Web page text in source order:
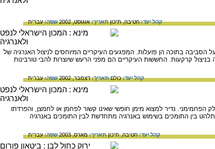
קהל יעד:חטיבה,תיכוןתאריך:אוגוסט, 2002 שפה:עברית
בתוכה הן פועלות. המפגעים העיקריים המיוחסים לניצול האנרגיה של
קרקעות. החששות העיקריים הם מפני הרעש שיוצרות להבי טורבינות
קהל יעד:כולםתאריך:דצמבר, 2002 שפה:עברית
הפחמימני. נדיר למצוא מימן חופשי שאינו קשור לפחמן או לחמצן, והפרדתו
בין התומכים בשימוש באנרגיה מתחדשת לבין התומכים באנרגיה
קהל יעד:חטיבה,תיכוןתאריך:מארס, 2003 שפה:עברית